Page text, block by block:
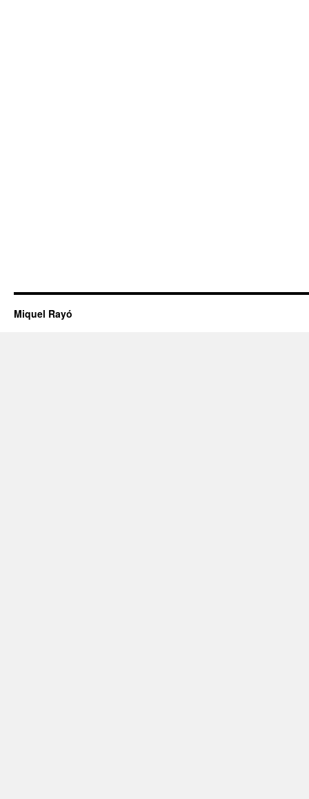
Miquel Rayó